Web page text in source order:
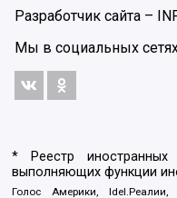
Разработчик сайта –
Мы в социальных
* Реестр иностранных
выполняющих функции
Голос Америки, Idel.Реалии,